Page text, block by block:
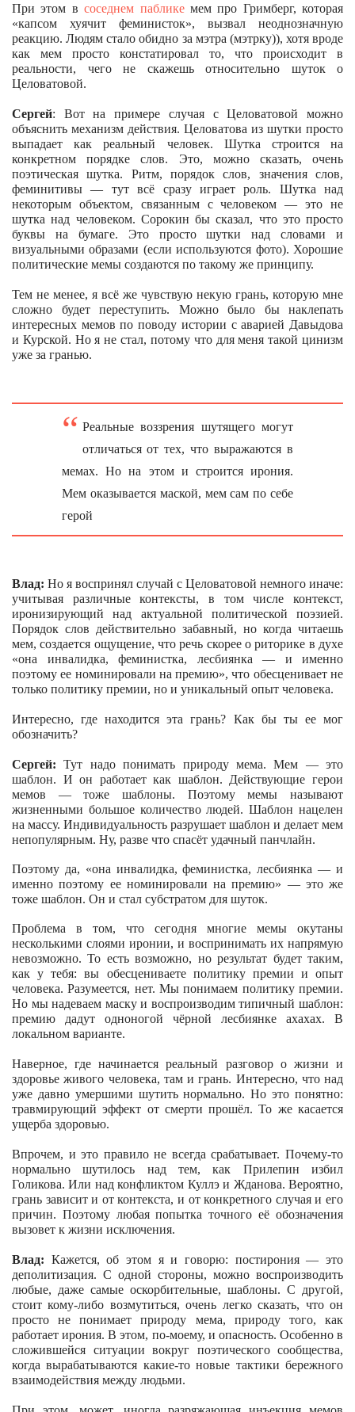
При этом всоседнем пабликемем про Гримберг, которая
«капсом хуячит феминисток», вызвал неоднозначную
реакцию. Людям стало обидно за мэтра (мэтрку)), хотя вроде
как мем просто констатировал то, что происходит в
реальности, чего не скажешь относительно шуток о
Целоватовой.
Сергей: Вот на примере случая с Целоватовой можно
объяснить механизм действия. Целоватова из шутки просто
выпадает как реальный человек. Шутка строится на
конкретном порядке слов. Это, можно сказать, очень
поэтическая шутка. Ритм, порядок слов, значения слов,
феминитивы — тут всё сразу играет роль. Шутка над
некоторым объектом, связанным с человеком — это не
шутка над человеком. Сорокин бы сказал, что это просто
буквы на бумаге. Это просто шутки над словами и
визуальными образами (если используются фото). Хорошие
политические мемы создаются по такому же принципу.
Тем не менее, я всё же чувствую некую грань, которую мне
сложно будет переступить. Можно было бы наклепать
интересных мемов по поводу истории с аварией Давыдова
и Курской. Но я не стал, потому что для меня такой цинизм
уже за гранью.
Реальные воззрения шутящего могут
отличаться от тех, что выражаются в
мемах. Но на этом и строится ирония.
Мем оказывается маской, мем сам по себе
герой
Влад: Но я воспринял случай с Целоватовой немного иначе:
учитывая различные контексты, в том числе контекст,
иронизирующий над актуальной политической поэзией.
Порядок слов действительно забавный, но когда читаешь
мем, создается ощущение, что речь скорее о риторике в духе
«она инвалидка, феминистка, лесбиянка — и именно
поэтому ее номинировали на премию», что обесценивает не
только политику премии, но и уникальный опыт человека.
Интересно, где находится эта грань? Как бы ты ее мог
обозначить?
Сергей: Тут надо понимать природу мема. Мем — это
шаблон. И он работает как шаблон. Действующие герои
мемов — тоже шаблоны. Поэтому мемы называют
жизненными большое количество людей. Шаблон нацелен
на массу. Индивидуальность разрушает шаблон и делает мем
непопулярным. Ну, разве что спасёт удачный панчлайн.
Поэтому да, «она инвалидка, феминистка, лесбиянка — и
именно поэтому ее номинировали на премию» — это же
тоже шаблон. Он и стал субстратом для шуток.
Проблема в том, что сегодня многие мемы окутаны
несколькими слоями иронии, и воспринимать их напрямую
невозможно. То есть возможно, но результат будет таким,
как у тебя: вы обесцениваете политику премии и опыт
человека. Разумеется, нет. Мы понимаем политику премии.
Но мы надеваем маску и воспроизводим типичный шаблон:
премию дадут одноногой чёрной лесбиянке ахахах. В
локальном варианте.
Наверное, где начинается реальный разговор о жизни и
здоровье живого человека, там и грань. Интересно, что над
уже давно умершими шутить нормально. Но это понятно:
травмирующий эффект от смерти прошёл. То же касается
ущерба здоровью.
Впрочем, и это правило не всегда срабатывает. Почему-то
нормально шутилось над тем, как Прилепин избил
Голикова. Или над конфликтом Куллэ и Жданова. Вероятно,
грань зависит и от контекста, и от конкретного случая и его
причин. Поэтому любая попытка точного её обозначения
вызовет к жизни исключения.
Влад: Кажется, об этом я и говорю: постирония — это
деполитизация. С одной стороны, можно воспроизводить
любые, даже самые оскорбительные, шаблоны. С другой,
стоит кому-либо возмутиться, очень легко сказать, что он
просто не понимает природу мема, природу того, как
работает ирония. В этом, по-моему, и опасность. Особенно в
сложившейся ситуации вокруг поэтического сообщества,
когда вырабатываются какие-то новые тактики бережного
взаимодействия между людьми.